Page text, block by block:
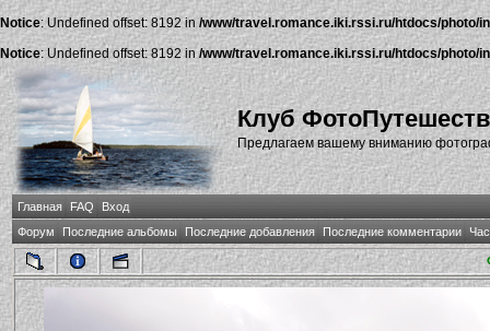
Notice: Undefined offset: 8192 in /www/travel.romance.iki.rssi.ru/htdocs/photo/
Notice: Undefined offset: 8192 in/www/travel.romance.iki.rssi.ru/htdocs/photo/
Клуб
Предлагаем вашему вниманию
Главная FAQ
Вход
Форум
Последние альбомы Последние добавления Последние комментарии